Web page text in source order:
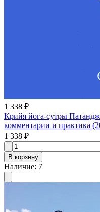
1 338 ₽
Крийя йога-сутры
комментарии и практика
1 338 ₽
В корзину
Наличие: 7